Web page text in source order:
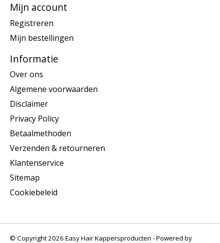
Mijn account
Registreren
Mijn bestellingen
Informatie
Over ons
Algemene voorwaarden
Disclaimer
Privacy Policy
Betaalmethoden
Verzenden & retourneren
Klantenservice
Sitemap
Cookiebeleid
© Copyright 2026 Easy Hair Kappersproducten - Powered by